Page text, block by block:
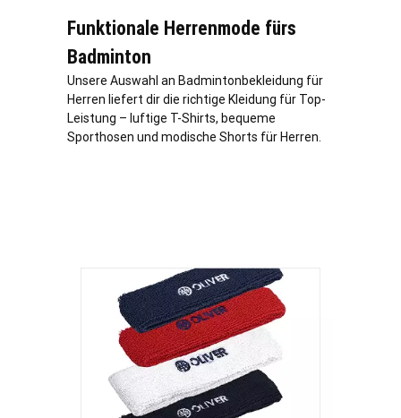
Funktionale Herrenmode fürs
Badminton
Unsere Auswahl an Badmintonbekleidung für
Herren liefert dir die richtige Kleidung für Top-
Leistung – luftige T-Shirts, bequeme
Sporthosen und modische Shorts für Herren.